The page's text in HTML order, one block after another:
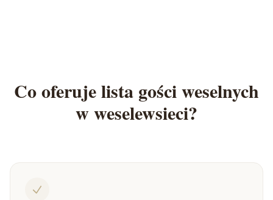
Co oferuje lista gości weselnych
w weselewsieci?